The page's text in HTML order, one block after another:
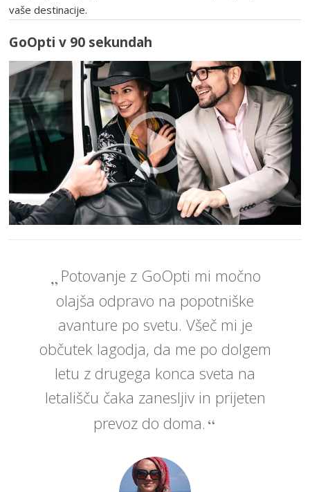
vaše destinacije.
GoOpti v 90 sekundah
Potovanje z GoOpti mi močno
olajša odpravo na popotniške
avanture po svetu. Všeč mi je
občutek lagodja, da me po dolgem
letu z drugega konca sveta na
letališču čaka zanesljiv in prijeten
prevoz do doma.